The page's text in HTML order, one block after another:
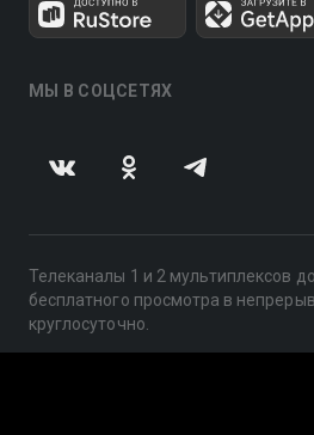
МЫ В СОЦСЕТЯХ
Телеканалы 1 и 2 мультиплексов
бесплатного просмотра в
круглосуточно.